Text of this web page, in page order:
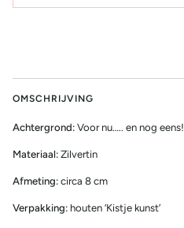
OMSCHRIJVING
Achtergrond: Voor nu….. en nog eens!
Materiaal: Zilvertin
Afmeting: circa 8 cm
Verpakking: houten ‘Kistje kunst’